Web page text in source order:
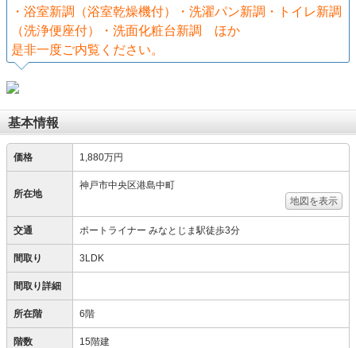
・浴室新調（浴室乾燥機付）・洗濯パン新調・トイレ新調
（洗浄便座付）・洗面化粧台新調 ほか
是非一度ご内覧ください。
基本情報
価格 1,880万円
所在地
神戸市中央区港島中町
地図を表示
交通 ポートライナー みなとじま駅徒歩3分
間取り 3LDK
間取り詳細
所在階 6階
階数 15階建